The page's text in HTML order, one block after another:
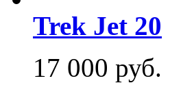
Trek Jet 20
17 000 руб.